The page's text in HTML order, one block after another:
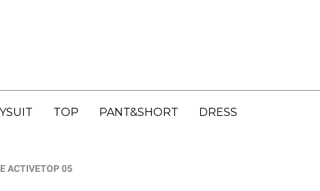
TOP PANT&SHORT DRESS
ACTIVETOP 05